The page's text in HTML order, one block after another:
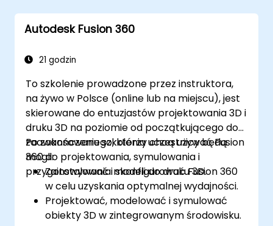
problemów związanych z drukiem.
Autodesk Fusion 360
21 godzin
To szkolenie prowadzone przez instruktora,
na żywo w Polsce (online lub na miejscu), jest
skierowane do entuzjastów projektowania 3D i
druku 3D na poziomie od początkującego do
zaawansowanego, którzy chcą używać Fusion
360 do projektowania, symulowania i
przygotowywania modeli do druku 3D.
Po zakończeniu szkolenia uczestnicy będą
mogli:
Zainstalować i skonfigurować Fusion 360
w celu uzyskania optymalnej wydajności.
Projektować, modelować i symulować
obiekty 3D w zintegrowanym środowisku.